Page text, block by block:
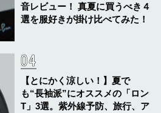
音レビュー！ 真夏に買うべき４
選を服好きが掛け比べてみた！
【とにかく涼しい！】夏で
も“長袖派”にオススメの「ロン
T」3選。紫外線予防、旅行、ア